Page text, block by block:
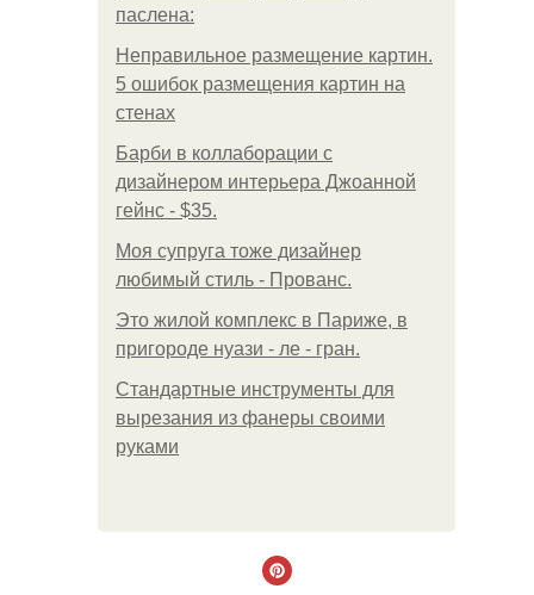
паслена:
Неправильное размещение картин.
5 ошибок размещения картин на
стенах
Барби в коллаборации с
дизайнером интерьера Джоанной
гейнс - $35.
Моя супруга тоже дизайнер
любимый стиль - Прованс.
Это жилой комплекс в Париже, в
пригороде нуази - ле - гран.
Стандартные инструменты для
вырезания из фанеры своими
руками